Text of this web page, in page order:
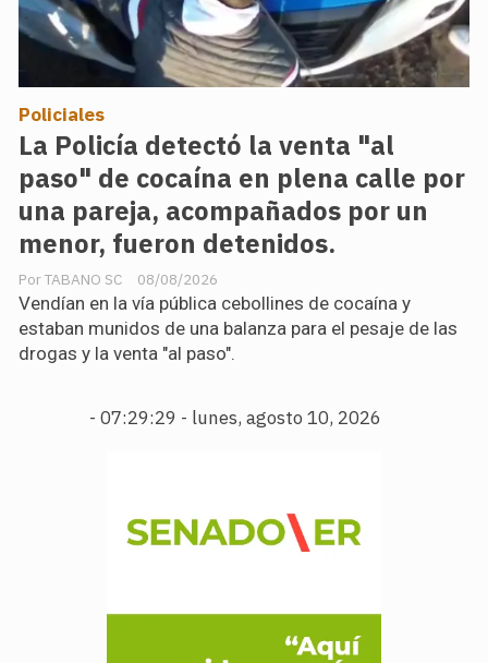
La Policía detectó la venta "al
paso" de cocaína en plena calle por
una pareja, acompañados por un
menor, fueron detenidos.
TABANO SC
Policiales
08/08/2026
Vendían en la vía pública cebollines de cocaína y
estaban munidos de una balanza para el pesaje de las
drogas y la venta "al paso".
- 07:29:30 - lunes, agosto 10, 2026